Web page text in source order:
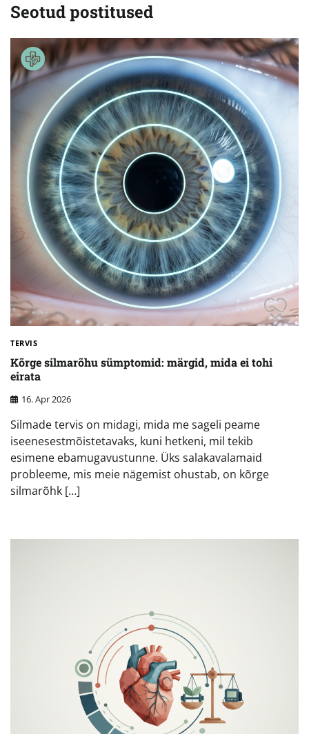
Seotud postitused
TERVIS
Kõrge silmarõhu sümptomid: märgid, mida ei tohi
eirata
16. Apr 2026
Silmade tervis on midagi, mida me sageli peame
iseenesestmõistetavaks, kuni hetkeni, mil tekib
esimene ebamugavustunne. Üks salakavalamaid
probleeme, mis meie nägemist ohustab, on kõrge
silmarõhk […]